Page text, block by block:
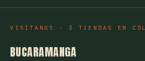
VISÍTANOS · 3 TIENDAS EN
BUCARAMANGA